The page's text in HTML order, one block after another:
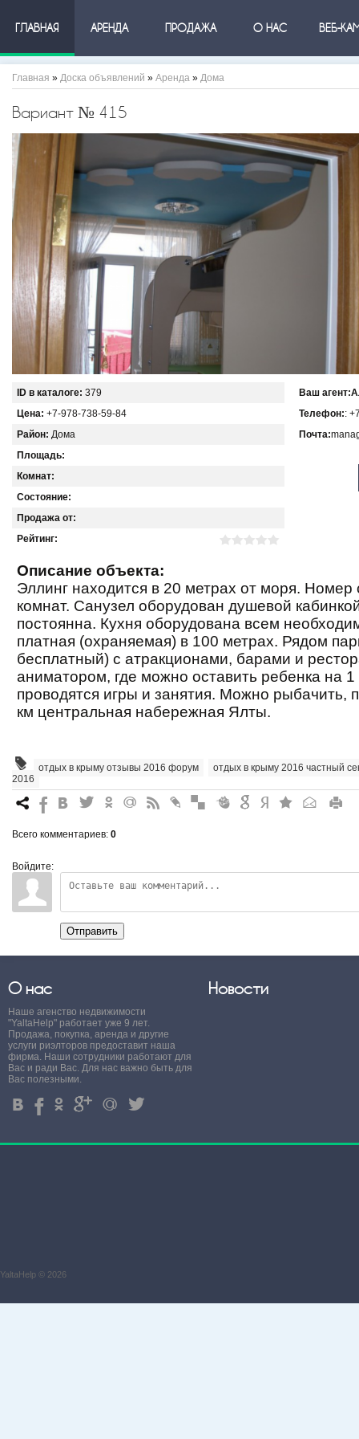
ГЛАВНАЯ АРЕНДА ПРОДАЖА О НАС ВЕБ-
Главная » Доска объявлений » Аренда » Дома
Вариант № 415
ID в каталоге: 379
Цена: +7-978-738-59-84
Район: Дома
Площадь:
Комнат:
Состояние:
Продажа от:
Рейтинг:
Ваш агент:
Телефон::
Почта:
Описание объекта:
Эллинг находится в 20 метрах от моря. Номер
комнат. Санузел оборудован душевой
постоянна. Кухня оборудована всем
платная (охраняемая) в 100 метрах. Рядом
бесплатный) с атракционами, барами и
аниматором, где можно оставить ребенка на
проводятся игры и занятия. Можно рыбачить,
км центральная набережная Ялты.
отдых в крыму отзывы 2016 форум
отдых в крыму 2016 частный
2016
7 % 4 3 . + 0 * # " & 6 Q P R
Всего комментариев: 0
Войдите:
Отправить
О нас
Наше агенство недвижимости
"YaltaHelp" работает уже 9 лет.
Продажа, покупка, аренда и другие
услуги риэлторов предоставит наша
фирма. Наши сотрудники работают для
Вас и ради Вас. Для нас важно быть для
Вас полезными.
4 % . ' + 3
Новости
YaltaHelp © 2026